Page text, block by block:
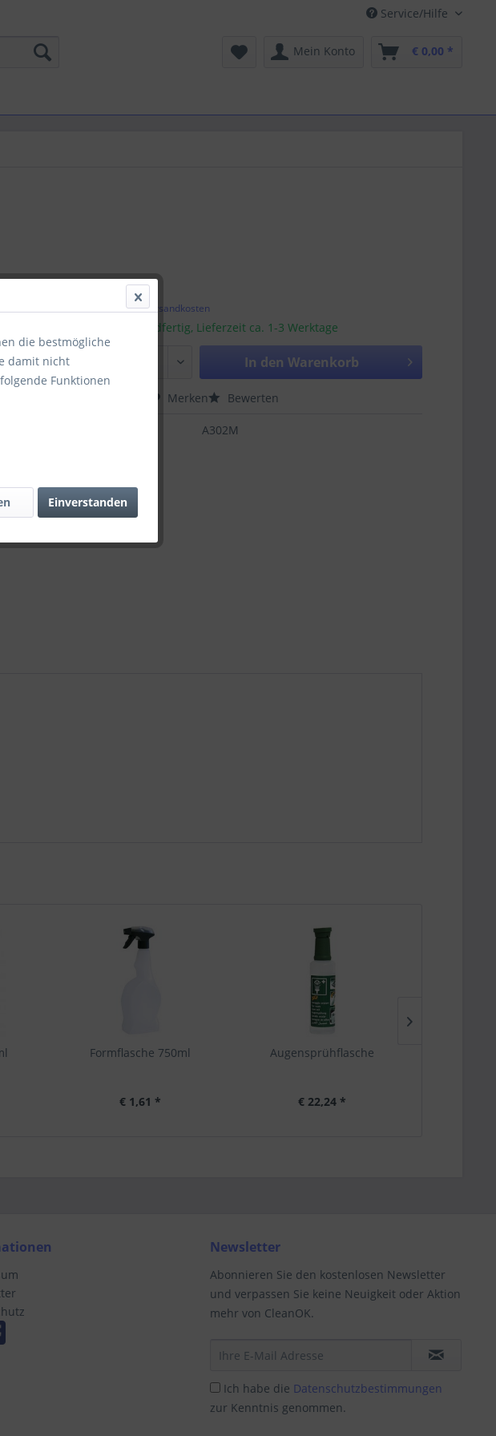
Service/Hilfe
Mein Konto € 0,00 *
€ 2,69 *
zzgl. Versandkosten
Sofort versandfertig, Lieferzeit ca. 1-3 Werktage
In den Warenkorb
Merken Bewerten
A302M
Formflasche 750ml
€ 1,61 *
Augensprühflasche
€ 22,24 *
Newsletter
Abonnieren Sie den kostenlosen Newsletter
und verpassen Sie keine Neuigkeit oder Aktion
mehr von CleanOK.
Ich habe die Datenschutzbestimmungen
zur Kenntnis genommen.
die bestmögliche
damit nicht
Funktionen
Einverstanden